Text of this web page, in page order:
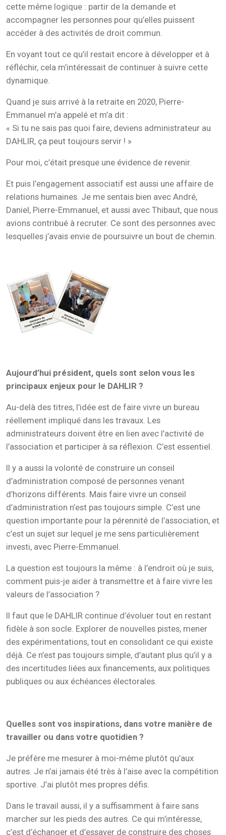
cette même logique : partir de la demande et
accompagner les personnes pour qu’elles puissent
accéder à des activités de droit commun.
En voyant tout ce qu’il restait encore à développer et à
réfléchir, cela m’intéressait de continuer à suivre cette
dynamique.
Quand je suis arrivé à la retraite en 2020, Pierre-
Emmanuel m’a appelé et m’a dit :
« Si tu ne sais pas quoi faire, deviens administrateur au
DAHLIR, ça peut toujours servir ! »
Pour moi, c’était presque une évidence de revenir.
Et puis l’engagement associatif est aussi une affaire de
relations humaines. Je me sentais bien avec André,
Daniel, Pierre-Emmanuel, et aussi avec Thibaut, que nous
avions contribué à recruter. Ce sont des personnes avec
lesquelles j’avais envie de poursuivre un bout de chemin.
Aujourd’hui président, quels sont selon vous les
principaux enjeux pour le DAHLIR ?
Au-delà des titres, l’idée est de faire vivre un bureau
réellement impliqué dans les travaux. Les
administrateurs doivent être en lien avec l’activité de
l’association et participer à sa réflexion. C’est essentiel.
Il y a aussi la volonté de construire un conseil
d’administration composé de personnes venant
d’horizons différents. Mais faire vivre un conseil
d’administration n’est pas toujours simple. C’est une
question importante pour la pérennité de l’association, et
c’est un sujet sur lequel je me sens particulièrement
investi, avec Pierre-Emmanuel.
La question est toujours la même : à l’endroit où je suis,
comment puis-je aider à transmettre et à faire vivre les
valeurs de l’association ?
Il faut que le DAHLIR continue d’évoluer tout en restant
fidèle à son socle. Explorer de nouvelles pistes, mener
des expérimentations, tout en consolidant ce qui existe
déjà. Ce n’est pas toujours simple, d’autant plus qu’il y a
des incertitudes liées aux financements, aux politiques
publiques ou aux échéances électorales.
Quelles sont vos inspirations, dans votre manière de
travailler ou dans votre quotidien ?
Je préfère me mesurer à moi-même plutôt qu’aux
autres. Je n’ai jamais été très à l’aise avec la compétition
sportive. J’ai plutôt mes propres défis.
Dans le travail aussi, il y a suffisamment à faire sans
marcher sur les pieds des autres. Ce qui m’intéresse,
c’est d’échanger et d’essayer de construire des choses